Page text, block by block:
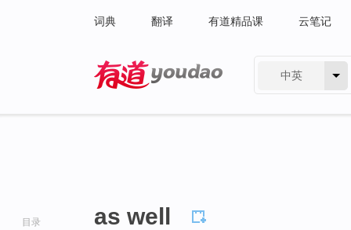
词典 翻译 有道精品课 云笔记
中英
目录 as well